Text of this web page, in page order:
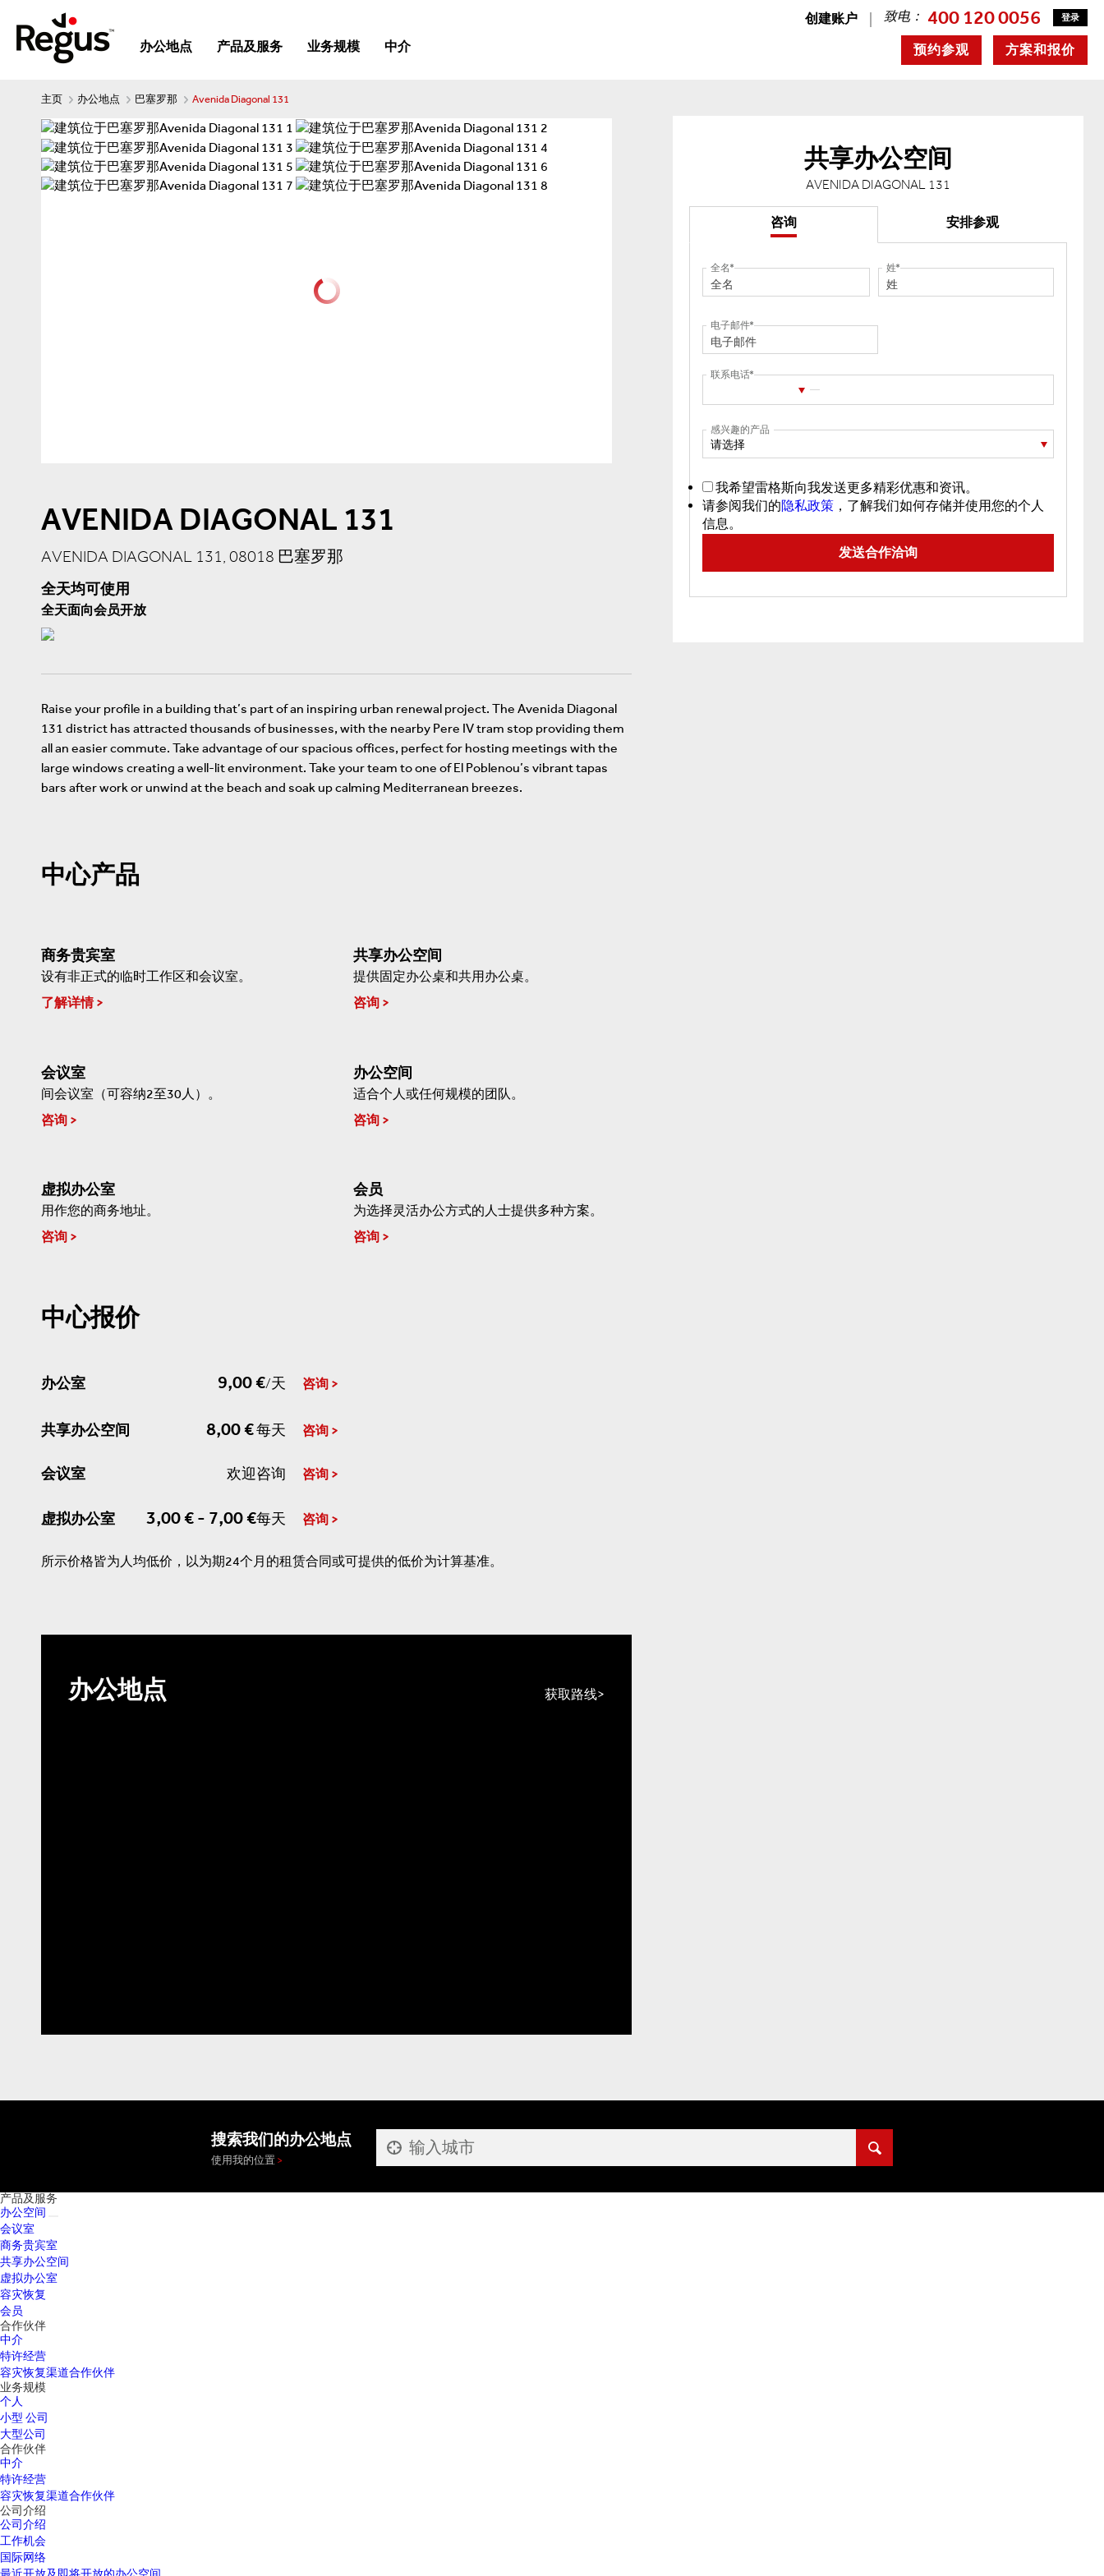
创建账户 致电： 400 120 0056 登录
方案和报价
预约参观
办公地点 产品及服务 业务规模 中介
主页 办公地点 巴塞罗那 Avenida Diagonal 131
AVENIDA DIAGONAL 131
AVENIDA DIAGONAL 131, 08018 巴塞罗那
全天均可使用
全天面向会员开放
Raise your profile in a building that’s part of an inspiring urban renewal project. The Avenida Diagonal
131 district has attracted thousands of businesses, with the nearby Pere IV tram stop providing them
all an easier commute. Take advantage of our spacious offices, perfect for hosting meetings with the
large windows creating a well-lit environment. Take your team to one of El Poblenou’s vibrant tapas
bars after work or unwind at the beach and soak up calming Mediterranean breezes.
中心产品
商务贵宾室
设有非正式的临时工作区和会议室。
了解详情
共享办公空间
提供固定办公桌和共用办公桌。
咨询
会议室
间会议室（可容纳2至30人）。
咨询
办公空间
适合个人或任何规模的团队。
咨询
虚拟办公室
用作您的商务地址。
咨询
会员
为选择灵活办公方式的人士提供多种方案。
咨询
中心报价
办公室 9,00 €/天 咨询
共享办公空间 8,00 €每天 咨询
会议室 欢迎咨询 咨询
虚拟办公室 3,00 € - 7,00 €每天 咨询
所示价格皆为人均低价，以为期24个月的租赁合同或可提供的低价为计算基准。
办公地点 获取路线
共享办公空间
AVENIDA DIAGONAL 131
咨询 安排参观
全名 姓
电子邮件
联系电话
感兴趣的产品
请选择
我希望雷格斯向我发送更多精彩优惠和资讯。
请参阅我们的隐私政策 ，了解我们如何存储并使用您的个人
信息。
搜索我们的办公地点
使用我的位置
产品及服务
办公空间
会议室
商务贵宾室
共享办公空间
虚拟办公室
容灾恢复
会员
合作伙伴
中介
特许经营
容灾恢复渠道合作伙伴
业务规模
个人
小型 公司
大型公司
合作伙伴
中介
特许经营
容灾恢复渠道合作伙伴
公司介绍
公司介绍
工作机会
国际网络